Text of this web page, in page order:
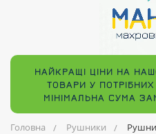
НАЙКРАЩІ ЦІНИ НА
ТОВАРИ У
МІНІМАЛЬНА СУМА
Головна Рушники